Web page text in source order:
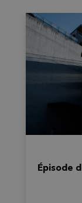
le temps
et les
synthèse
Épisode